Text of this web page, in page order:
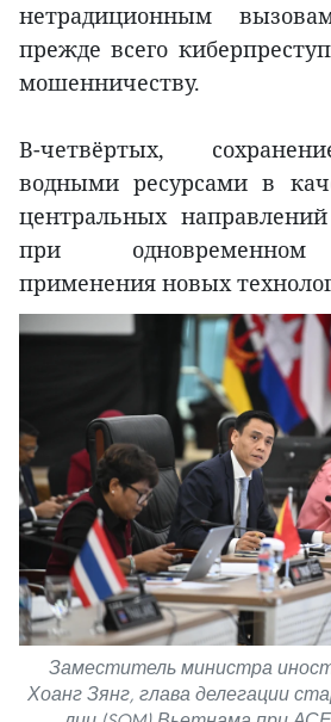
нетрадиционным
прежде всего
мошенничеству.
В-четвёртых,
водными ресурсами в
центральных направлений
при
применения новых
Заместитель министра
Хоанг Зянг, глава делегации